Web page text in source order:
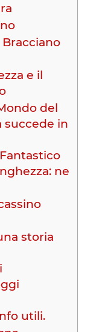
Bracciano
e il
del
succede in
ne
storia
utili.